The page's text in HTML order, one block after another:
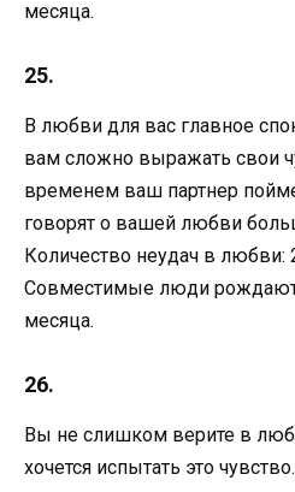
месяца.
25.
В любви для вас главное
вам сложно выражать свои
временем ваш партнер
говорят о вашей любви
Количество неудач в любви:
Совместимые люди
месяца.
26.
Вы не слишком верите в
хочется испытать это